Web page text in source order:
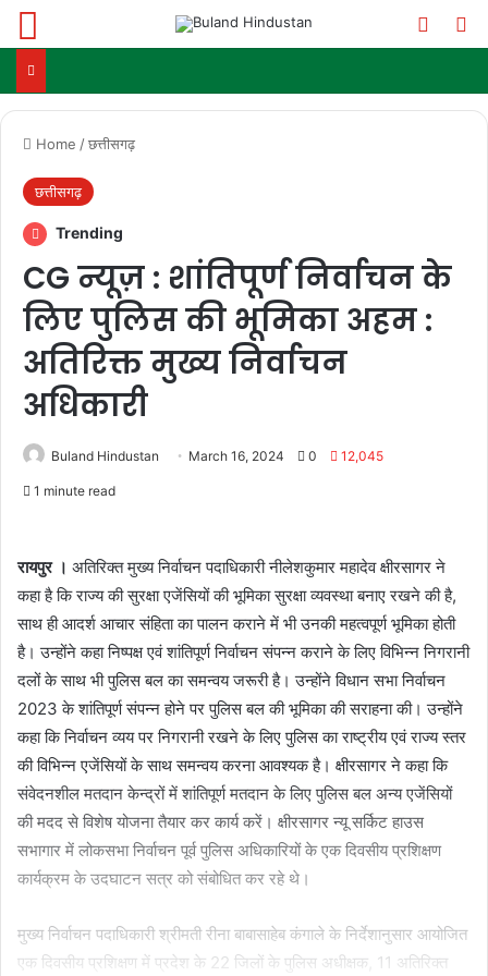
Home /छत्तीसगढ़
छत्तीसगढ़
Trending
CG न्यूज़ : शांतिपूर्ण निर्वाचन के
लिए पुलिस की भूमिका अहम :
अतिरिक्त मुख्य निर्वाचन
अधिकारी
Buland Hindustan March 16, 2024 0 12,045
1 minute read
रायपुर । अतिरिक्त मुख्य निर्वाचन पदाधिकारी नीलेशकुमार महादेव क्षीरसागर ने
कहा है कि राज्य की सुरक्षा एजेंसियों की भूमिका सुरक्षा व्यवस्था बनाए रखने की है,
साथ ही आदर्श आचार संहिता का पालन कराने में भी उनकी महत्वपूर्ण भूमिका होती
है। उन्होंने कहा निष्पक्ष एवं शांतिपूर्ण निर्वाचन संपन्न कराने के लिए विभिन्न निगरानी
दलों के साथ भी पुलिस बल का समन्वय जरूरी है। उन्होंने विधान सभा निर्वाचन
2023 के शांतिपूर्ण संपन्न होने पर पुलिस बल की भूमिका की सराहना की। उन्होंने
कहा कि निर्वाचन व्यय पर निगरानी रखने के लिए पुलिस का राष्ट्रीय एवं राज्य स्तर
की विभिन्न एजेंसियों के साथ समन्वय करना आवश्यक है। क्षीरसागर ने कहा कि
संवेदनशील मतदान केन्द्रों में शांतिपूर्ण मतदान के लिए पुलिस बल अन्य एजेंसियों
की मदद से विशेष योजना तैयार कर कार्य करें। क्षीरसागर न्यू सर्किट हाउस
सभागार में लोकसभा निर्वाचन पूर्व पुलिस अधिकारियों के एक दिवसीय प्रशिक्षण
कार्यक्रम के उदघाटन सत्र को संबोधित कर रहे थे।
मुख्य निर्वाचन पदाधिकारी श्रीमती रीना बाबासाहेब कंगाले के निर्देशानुसार आयोजित
एक दिवसीय प्रशिक्षण में प्रदेश के 22 जिलों के पुलिस अधीक्षक, 11 अतिरिक्त